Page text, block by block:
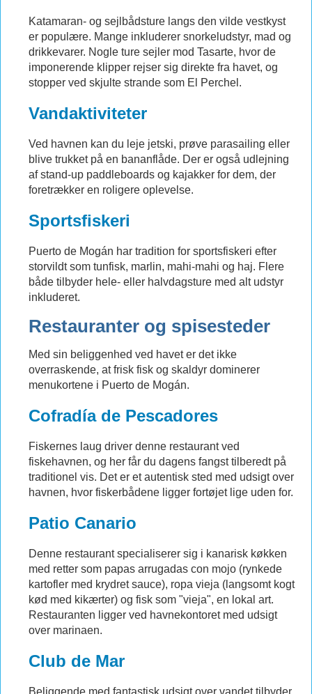
Katamaran- og sejlbådsture langs den vilde vestkyst
er populære. Mange inkluderer snorkeludstyr, mad og
drikkevarer. Nogle ture sejler mod Tasarte, hvor de
imponerende klipper rejser sig direkte fra havet, og
stopper ved skjulte strande som El Perchel.
Vandaktiviteter
Ved havnen kan du leje jetski, prøve parasailing eller
blive trukket på en bananflåde. Der er også udlejning
af stand-up paddleboards og kajakker for dem, der
foretrækker en roligere oplevelse.
Sportsfiskeri
Puerto de Mogán har tradition for sportsfiskeri efter
storvildt som tunfisk, marlin, mahi-mahi og haj. Flere
både tilbyder hele- eller halvdagsture med alt udstyr
inkluderet.
Restauranter og spisesteder
Med sin beliggenhed ved havet er det ikke
overraskende, at frisk fisk og skaldyr dominerer
menukortene i Puerto de Mogán.
Cofradía de Pescadores
Fiskernes laug driver denne restaurant ved
fiskehavnen, og her får du dagens fangst tilberedt på
traditionel vis. Det er et autentisk sted med udsigt over
havnen, hvor fiskerbådene ligger fortøjet lige uden for.
Patio Canario
Denne restaurant specialiserer sig i kanarisk køkken
med retter som papas arrugadas con mojo (rynkede
kartofler med krydret sauce), ropa vieja (langsomt kogt
kød med kikærter) og fisk som "vieja", en lokal art.
Restauranten ligger ved havnekontoret med udsigt
over marinaen.
Club de Mar